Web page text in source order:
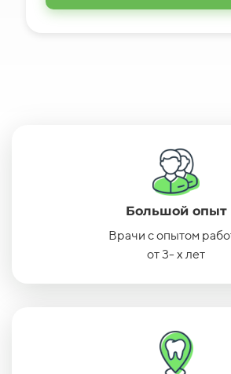
Большой опыт
Врачи с опытом
от 3- х лет